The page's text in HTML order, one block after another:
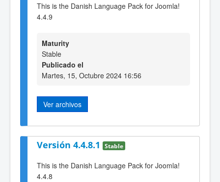
This is the Danish Language Pack for Joomla!
4.4.9
Maturity
Stable
Publicado el
Martes, 15, Octubre 2024 16:56
Ver archivos
Versión 4.4.8.1 Stable
This is the Danish Language Pack for Joomla!
4.4.8